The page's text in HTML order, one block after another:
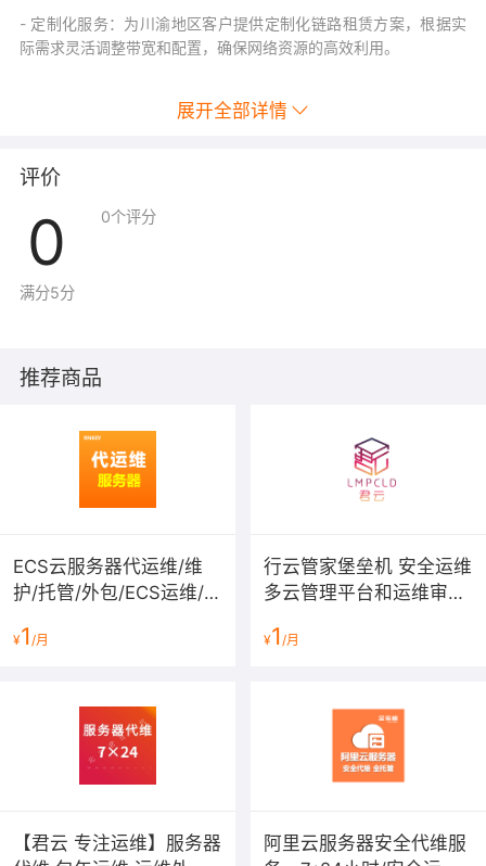
- 定制化服务：为川渝地区客户提供定制化链路租赁方案，根据实
际需求灵活调整带宽和配置，确保网络资源的高效利用。
展开全部详情
评价
0
满分5分
0个评分
推荐商品
ECS云服务器代运维/维
护/托管/外包/ECS运维/网
网站安全维护,漏洞修复
¥1 /月
行云管家堡垒机 安全运维
多云管理平台和运维审计
器运维 网站代维 服务器
¥1 /月
【君云 专注运维】服务器
阿里云服务器安全代维服